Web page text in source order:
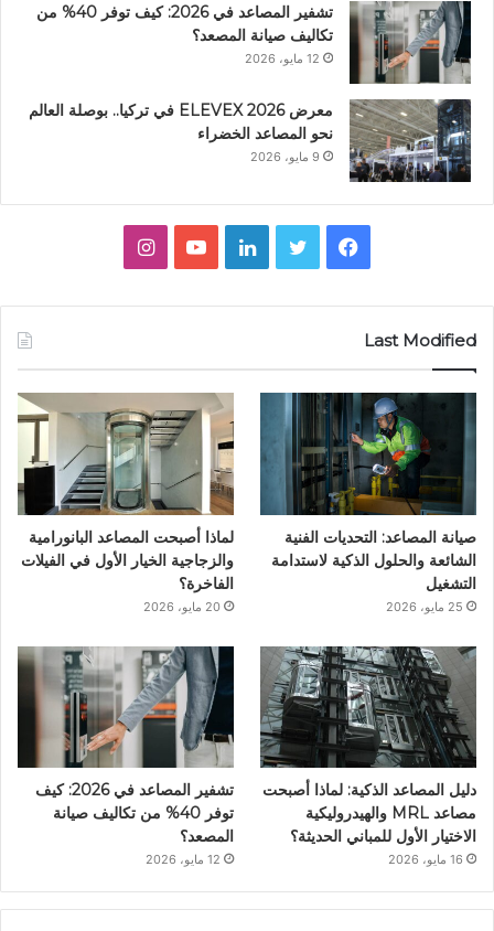
تشفير المصاعد في 2026: كيف توفر 40% من
تكاليف صيانة المصعد؟
12 مايو، 2026
معرض ELEVEX 2026 في تركيا.. بوصلة العالم
نحو المصاعد الخضراء
9 مايو، 2026
و
ك
ر
د
إ
ن
و
ق
ر
ا
م
Last Modified
صيانة المصاعد: التحديات الفنية
الشائعة والحلول الذكية لاستدامة
التشغيل
25 مايو، 2026
لماذا أصبحت المصاعد البانورامية
والزجاجية الخيار الأول في الفيلات
الفاخرة؟
20 مايو، 2026
دليل المصاعد الذكية: لماذا أصبحت
مصاعد MRL والهيدروليكية
الاختيار الأول للمباني الحديثة؟
16 مايو، 2026
تشفير المصاعد في 2026: كيف
توفر 40% من تكاليف صيانة
المصعد؟
12 مايو، 2026